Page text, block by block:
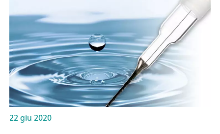
22 giu 2020